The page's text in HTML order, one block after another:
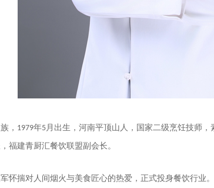
， 1979年5月 出生，河南平顶山人 ， 国家二级烹饪技师
福建青厨汇餐饮联盟副会长。
怀揣对人间烟火与美食匠心的热爱，正式投身餐饮行业